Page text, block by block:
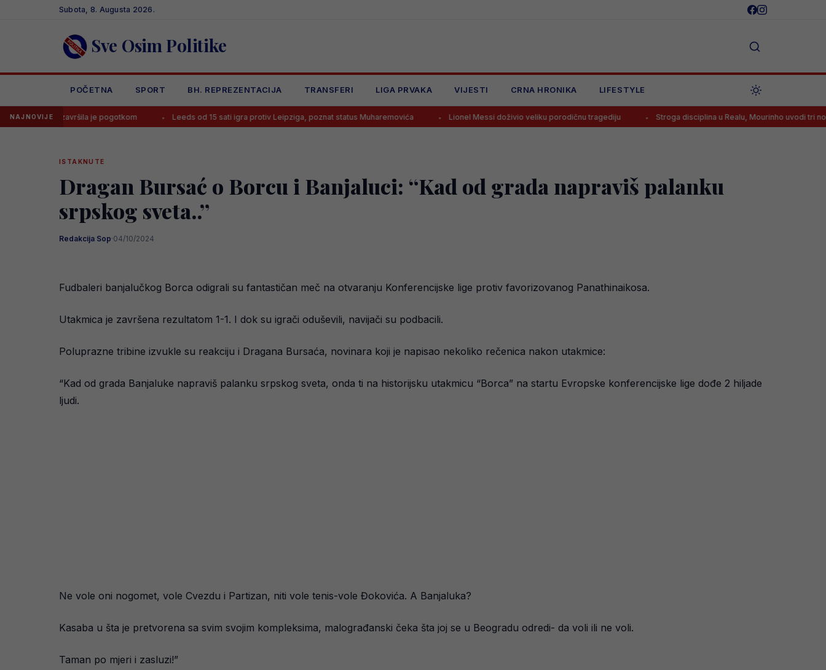
Subota, 8. Augusta 2026.
Sve Osim Politike
POČETNA SPORT BH. REPREZENTACIJA TRANSFERI LIGA PRVAKA VIJESTI CRNA HRONIKA LIFESTYLE
NAJNOVIJE
završila je pogotkom Leeds od 15 sati igra protiv Leipziga, poznat status Muharemovića Lionel Messi doživio veliku porodičnu tragediju Stroga disciplina u Realu, Mourinho uvodi tri nova pravila
ISTAKNUTE
Dragan Bursać o Borcu i Banjaluci: “Kad od grada napraviš palanku
srpskog sveta..”
Redakcija Sop·04/10/2024
Fudbaleri banjalučkog Borca odigrali su fantastičan meč na otvaranju Konferencijske lige protiv favorizovanog Panathinaikosa.
Utakmica je završena rezultatom 1-1. I dok su igrači oduševili, navijači su podbacili.
Poluprazne tribine izvukle su reakciju i Dragana Bursaća, novinara koji je napisao nekoliko rečenica nakon utakmice:
“Kad od grada Banjaluke napraviš palanku srpskog sveta, onda ti na historijsku utakmicu “Borca” na startu Evropske konferencijske lige dođe 2 hiljade
ljudi.
Ne vole oni nogomet, vole Cvezdu i Partizan, niti vole tenis-vole Đokovića. A Banjaluka?
Kasaba u šta je pretvorena sa svim svojim kompleksima, malograđanski čeka šta joj se u Beogradu odredi- da voli ili ne voli.
Taman po mjeri i zasluzi!”